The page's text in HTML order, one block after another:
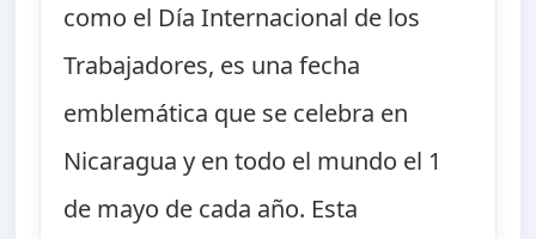
como el Día Internacional de los
Trabajadores, es una fecha
emblemática que se celebra en
Nicaragua y en todo el mundo el 1
de mayo de cada año. Esta